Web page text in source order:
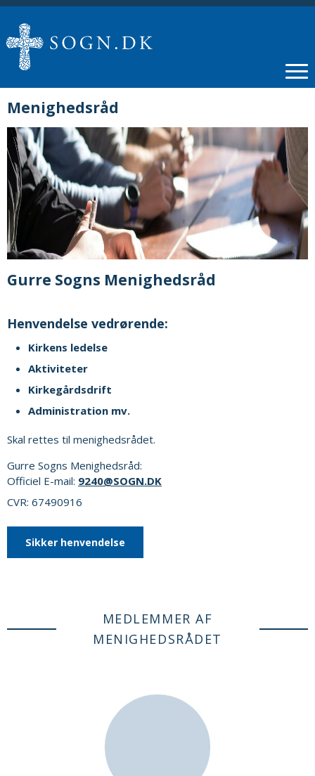
Menighedsråd
Gurre Sogns Menighedsråd
Henvendelse vedrørende:
Kirkens ledelse
Aktiviteter
Kirkegårdsdrift
Administration mv.
Skal rettes til menighedsrådet.
Gurre Sogns Menighedsråd:
Officiel E-mail: 9240@SOGN.DK
CVR: 67490916
Sikker henvendelse
MEDLEMMER AF
MENIGHEDSRÅDET